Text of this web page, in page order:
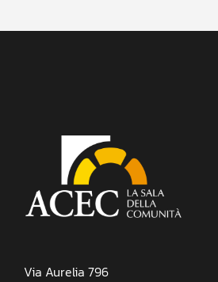
Via Aurelia 796